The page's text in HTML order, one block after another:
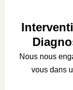
Nous nous
vous dans